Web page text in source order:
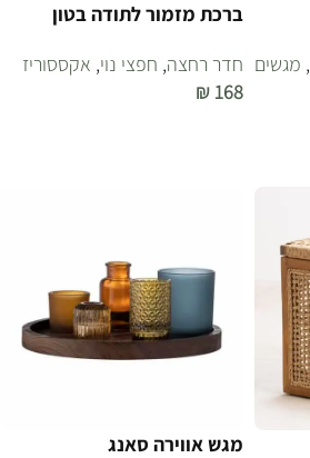
, מגשים
ברכת מזמור לתודה בטון
חדר רחצה, חפצי נוי, אקססוריז
₪ 168
מגש אווירה סאנג